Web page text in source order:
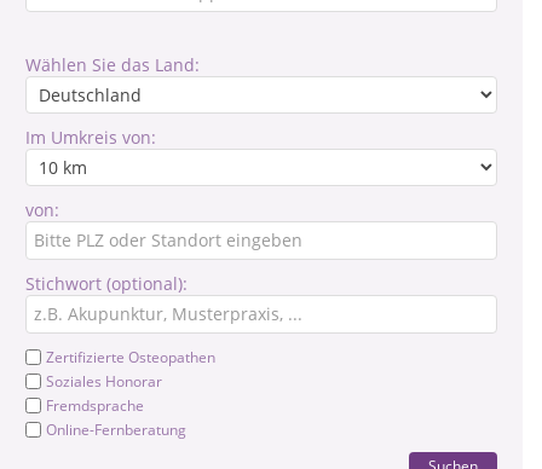
Wählen Sie das Land:
Im Umkreis von:
von:
Stichwort (optional):
Zertifizierte Osteopathen
Soziales Honorar
Fremdsprache
Online-Fernberatung